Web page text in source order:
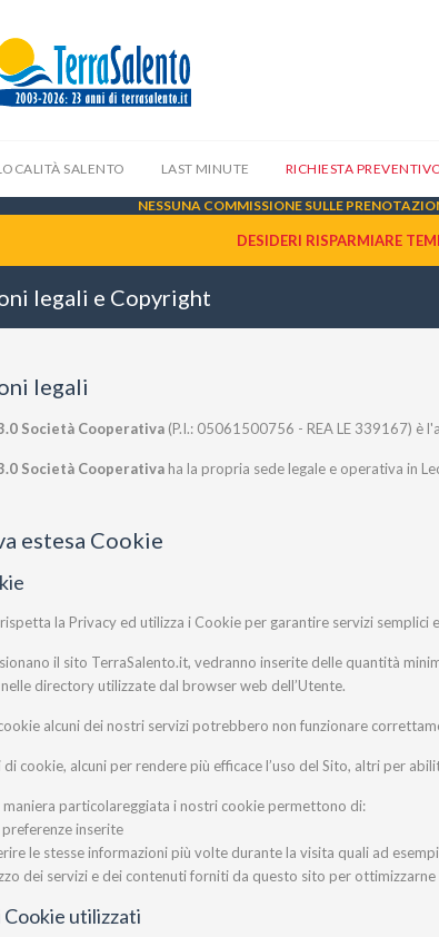
SALENTO LAST MINUTE RICHIESTA
NESSUNA COMMISSIONE SULLE
DESIDERI RISPARMIARE
legali e Copyright
legali
Società Cooperativa (P.I.: 05061500756 - REA LE 339167) è
Società Cooperativa ha la propria sede legale e operativa in
estesa Cookie
la Privacy ed utilizza i Cookie per garantire servizi semplici
il sito TerraSalento.it, vedranno inserite delle quantità
nelle directory utilizzate dal browser web dell’Utente.
alcuni dei nostri servizi potrebbero non funzionare
cookie, alcuni per rendere più efficace l’uso del Sito, altri per
maniera particolareggiata i nostri cookie permettono di:
inserite
le stesse informazioni più volte durante la visita quali ad
dei servizi e dei contenuti forniti da questo sito per
utilizzati